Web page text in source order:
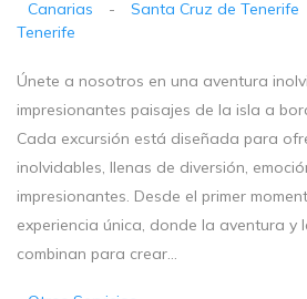
Canarias - Santa Cruz de Tenerife
Tenerife
Únete a nosotros en una aventura
impresionantes paisajes de la isla a
Cada excursión está diseñada para
inolvidables, llenas de diversión,
impresionantes. Desde el primer
experiencia única, donde la aventura y
combinan para crear...